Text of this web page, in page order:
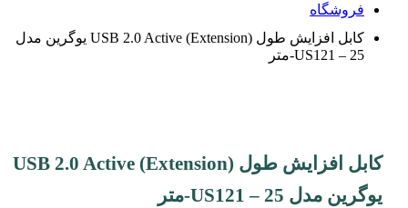
فروشگاه
کابل افزایش طول (Extension) USB 2.0 Active یوگرین مدل
US121 – 25-متر
کابل افزایش طول (Extension) USB 2.0 Active
یوگرین مدل US121 – 25-متر